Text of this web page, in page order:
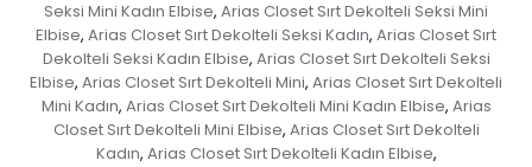
Seksi Mini Kadın Elbise, Arias Closet Sırt Dekolteli Seksi Mini
Elbise, Arias Closet Sırt Dekolteli Seksi Kadın, Arias Closet Sırt
Dekolteli Seksi Kadın Elbise, Arias Closet Sırt Dekolteli Seksi
Elbise, Arias Closet Sırt Dekolteli Mini, Arias Closet Sırt Dekolteli
Mini Kadın, Arias Closet Sırt Dekolteli Mini Kadın Elbise, Arias
Closet Sırt Dekolteli Mini Elbise, Arias Closet Sırt Dekolteli
Kadın, Arias Closet Sırt Dekolteli Kadın Elbise,